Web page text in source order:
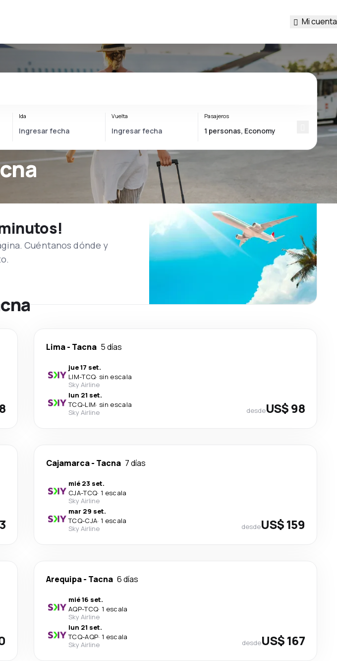
Mi cuenta
Ida Vuelta Pasajeros
Cuéntanos dónde y
Lima- Tacna 5 días
jue 17 set.
LIM-TCQ· sin escala
Sky Airline
lun 21 set.
TCQ-LIM· sin escala
Sky Airline
desdeUS$ 98
Cajamarca- Tacna 7 días
mié 23 set.
CJA-TCQ· 1 escala
Sky Airline
mar 29 set.
TCQ-CJA· 1 escala
Sky Airline
desdeUS$ 159
Arequipa- Tacna 6 días
mié 16 set.
AQP-TCQ· 1 escala
Sky Airline
lun 21 set.
TCQ-AQP· 1 escala
Sky Airline
desdeUS$ 167